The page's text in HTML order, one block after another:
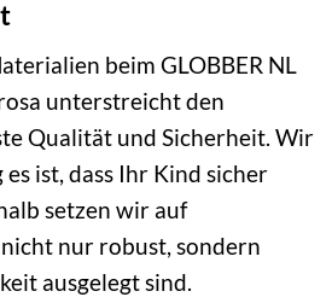
beim GLOBBER NL
unterstreicht den
Qualität und Sicherheit. Wir
ist, dass Ihr Kind sicher
setzen wir auf
nur robust, sondern
ausgelegt sind.